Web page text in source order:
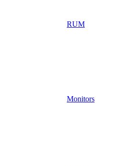
RUM
Monitors